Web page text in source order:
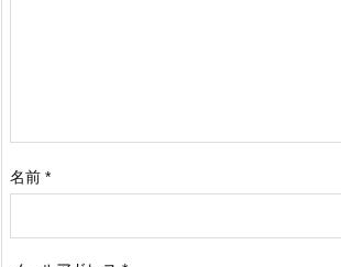
名前 *